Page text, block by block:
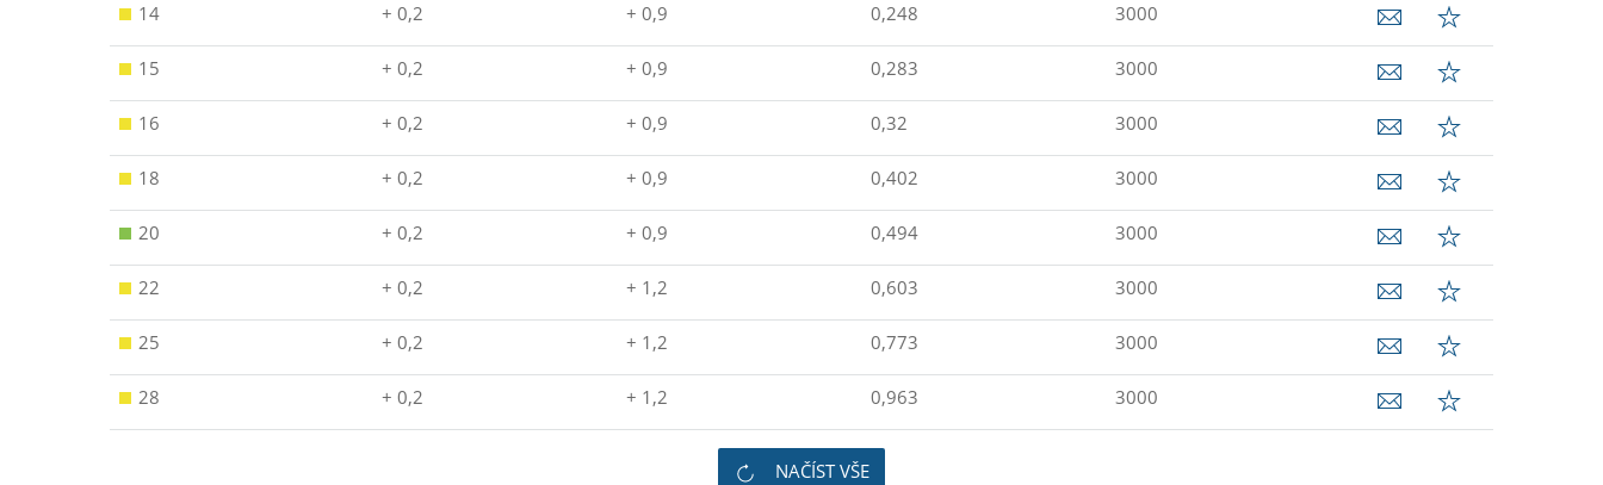
14 + 0,2 + 0,9 0,248 3000
15 + 0,2 + 0,9 0,283 3000
16 + 0,2 + 0,9 0,32 3000
18 + 0,2 + 0,9 0,402 3000
20 + 0,2 + 0,9 0,494 3000
22 + 0,2 + 1,2 0,603 3000
25 + 0,2 + 1,2 0,773 3000
28 + 0,2 + 1,2 0,963 3000
NAČÍST VŠE